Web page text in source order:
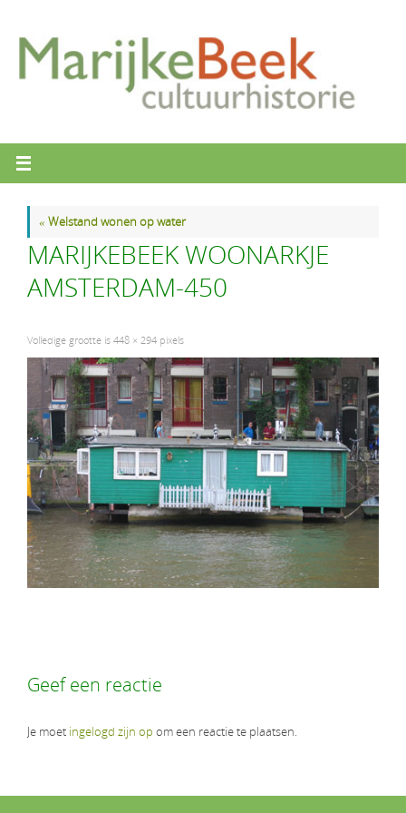
inhoud
«Welstand wonen op water
MARIJKEBEEK WOONARKJE
AMSTERDAM-450
Volledige grootte is 448 × 294 pixels
Geef een reactie
Je moet ingelogd zijn op om een reactie te plaatsen.